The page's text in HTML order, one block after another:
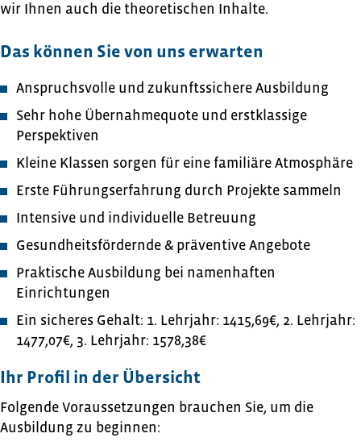
wir Ihnen auch die theoretischen Inhalte.
Das können Sie von uns erwarten
Anspruchsvolle und zukunftssichere Ausbildung
Sehr hohe Übernahmequote und erstklassige
Perspektiven
Kleine Klassen sorgen für eine familiäre Atmosphäre
Erste Führungserfahrung durch Projekte sammeln
Intensive und individuelle Betreuung
Gesundheitsfördernde & präventive Angebote
Praktische Ausbildung bei namenhaften
Einrichtungen
Ein sicheres Gehalt: 1. Lehrjahr: 1415,69€, 2. Lehrjahr:
1477,07€, 3. Lehrjahr: 1578,38€
Ihr Profil in der Übersicht
Folgende Voraussetzungen brauchen Sie, um die
Ausbildung zu beginnen: